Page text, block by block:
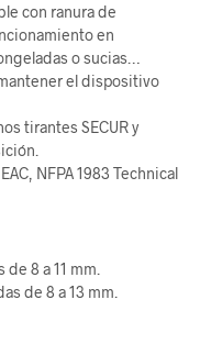
con ranura de
en
o sucias…
el dispositivo
tirantes SECUR y
NFPA 1983 Technical
8 a 11 mm.
de 8 a 13 mm.